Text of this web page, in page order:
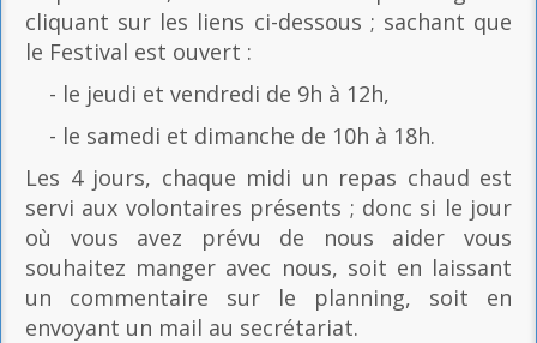
cliquant sur les liens ci-dessous ; sachant que
le Festival est ouvert :
- le jeudi et vendredi de 9h à 12h,
- le samedi et dimanche de 10h à 18h.
Les 4 jours, chaque midi un repas chaud est
servi aux volontaires présents ; donc si le jour
où vous avez prévu de nous aider vous
souhaitez manger avec nous, soit en laissant
un commentaire sur le planning, soit en
envoyant un mail au secrétariat.